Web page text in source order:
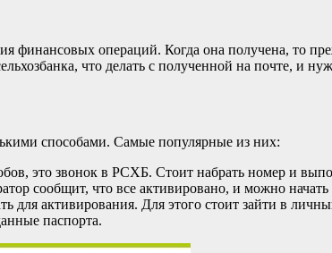
финансовых операций. Когда она получена, то
что делать с полученной на почте, и
способами. Самые популярные из них:
это звонок в РСХБ. Стоит набрать номер и
сообщит, что все активировано, и можно начать
для активирования. Для этого стоит зайти в
паспорта.